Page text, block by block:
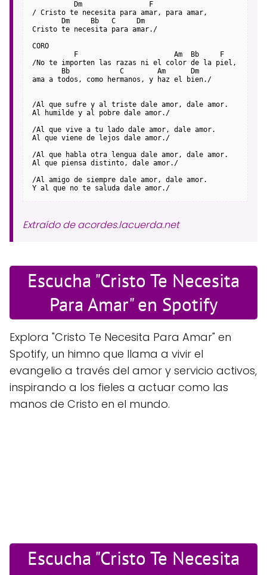
          Dm                F
/ Cristo te necesita para amar, para amar,
       Dm     Bb   C     Dm
Cristo te necesita para amar./
CORO
          F                       Am  Bb     F
/No te importen las razas ni el color de la piel,
       Bb            C        Am      Dm
ama a todos, como hermanos, y haz el bien./
/Al que sufre y al triste dale amor, dale amor.
Al humilde y al pobre dale amor./
/Al que vive a tu lado dale amor, dale amor.
Al que viene de lejos dale amor./
/Al que habla otra lengua dale amor, dale amor.
Al que piensa distinto, dale amor./
/Al amigo de siempre dale amor, dale amor.
Y al que no te saluda dale amor./
Extraído de acordes.lacuerda.net
Escucha "Cristo Te Necesita
Para Amar" en Spotify
Explora "Cristo Te Necesita Para Amar" en
Spotify, un himno que llama a vivir el
evangelio a través del amor y servicio activos,
inspirando a los fieles a actuar como las
manos de Cristo en el mundo.
Escucha "Cristo Te Necesita